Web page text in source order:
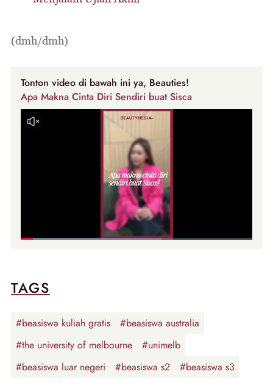
(dmh/dmh)
Tonton video di bawah ini ya, Beauties!
Apa Makna Cinta Diri Sendiri buat Sisca
TAGS
#beasiswa kuliah gratis
#beasiswa australia
#the university of melbourne
#unimelb
#beasiswa luar negeri
#beasiswa s2 #beasiswa s3